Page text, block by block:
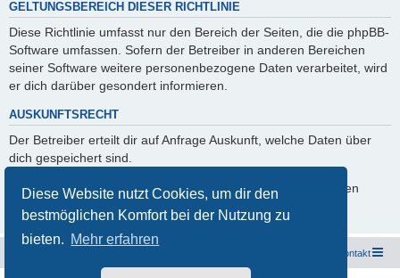
Diese Website nutzt Cookies, um dir den
bestmöglichen Komfort bei der Nutzung zu
bieten. Mehr erfahren
GELTUNGSBEREICH DIESER RICHTLINIE
Diese Richtlinie umfasst nur den Bereich der Seiten, die die phpBB-
Software umfassen. Sofern der Betreiber in anderen Bereichen
seiner Software weitere personenbezogene Daten verarbeitet, wird
er dich darüber gesondert informieren.
AUSKUNFTSRECHT
Der Betreiber erteilt dir auf Anfrage Auskunft, welche Daten über
dich gespeichert sind.
Du kannst jederzeit die Löschung bzw. Sperrung deiner Daten
verlangen. Kontaktiere hierzu bitte den Betreiber.
Kontakt